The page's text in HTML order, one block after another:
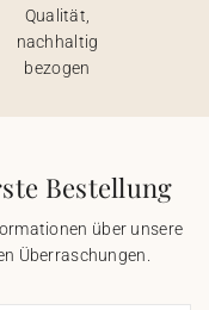
Qualität,
nachhaltig
bezogen
Bestellung
über unsere
Überraschungen.